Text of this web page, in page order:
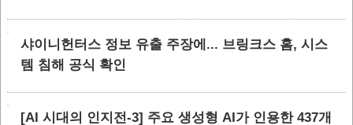
샤이니헌터스 정보 유출 주장에... 브링크스 홈, 시스
템 침해 공식 확인
[AI 시대의 인지전-3] 주요 생성형 AI가 인용한 437개